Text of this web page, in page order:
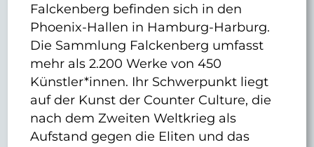
Falckenberg befinden sich in den
Phoenix-Hallen in Hamburg-Harburg.
Die Sammlung Falckenberg umfasst
mehr als 2.200 Werke von 450
Künstler*innen. Ihr Schwerpunkt liegt
auf der Kunst der Counter Culture, die
nach dem Zweiten Weltkrieg als
Aufstand gegen die Eliten und das